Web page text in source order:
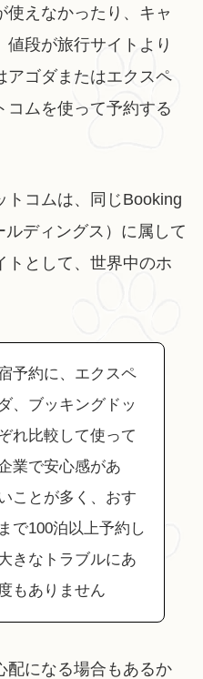
えなかったり、キャ
値段が旅行サイトより
アゴダまたはエクスペ
コムを使って予約する
コムは、同じBooking
ディングス）に属して
トとして、世界中のホ
予約に、エクスペ
、ブッキングドッ
れ比較して使って
業で安心感があ
ことが多く、おす
で100泊以上予約し
きなトラブルにあ
もありません
配になる場合もあるか